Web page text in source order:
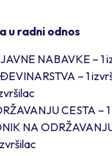
u radni odnos
NABAVKE – 1
– 1
CESTA –
NA